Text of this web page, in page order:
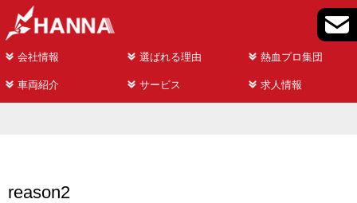
会社情報 選ばれる理由 熱血プロ集団
車両紹介 サービス 求人情報
reason2